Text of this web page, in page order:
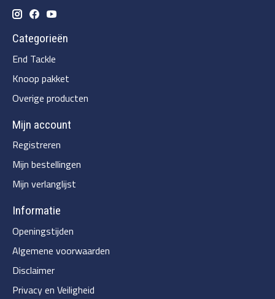
Categorieën
End Tackle
Knoop pakket
Overige producten
Mijn account
Registreren
Mijn bestellingen
Mijn verlanglijst
Informatie
Openingstijden
Algemene voorwaarden
Disclaimer
Privacy en Veiligheid